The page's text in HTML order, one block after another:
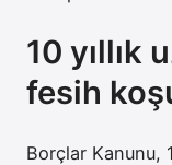
10 yıllık
fesih
Borçlar Kanunu,